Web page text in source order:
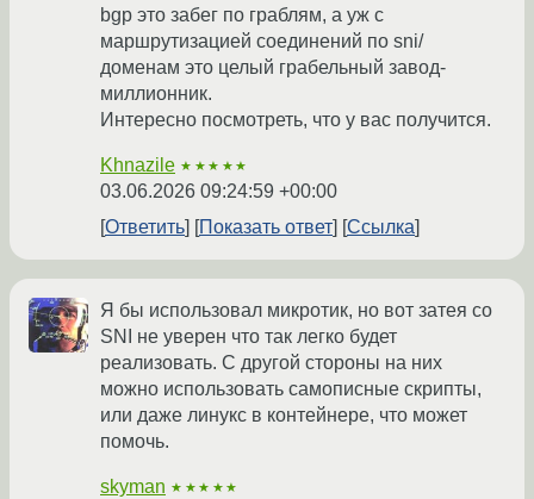
bgp это забег по граблям, а уж с
маршрутизацией соединений по sni/
доменам это целый грабельный завод-
миллионник.
Интересно посмотреть, что у вас получится.
Khnazile ★★★★★
03.06.2026 09:24:59 +00:00
Ответить
Показать ответ Ссылка
Я бы использовал микротик, но вот затея со
SNI не уверен что так легко будет
реализовать. С другой стороны на них
можно использовать самописные скрипты,
или даже линукс в контейнере, что может
помочь.
skyman ★★★★★